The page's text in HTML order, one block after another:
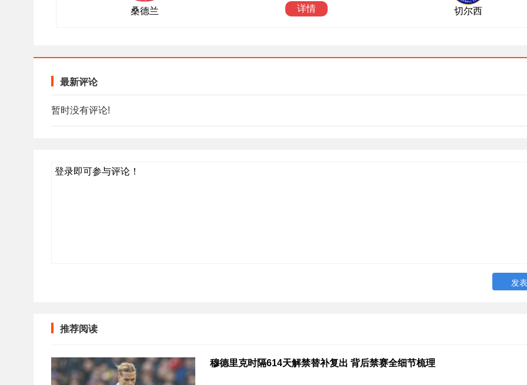
桑德兰
详情
切尔西
最新评论
暂时没有评论!
登录即可参与评论！
推荐阅读
穆德里克时隔614天解禁替补复出 背后禁赛全细节梳理